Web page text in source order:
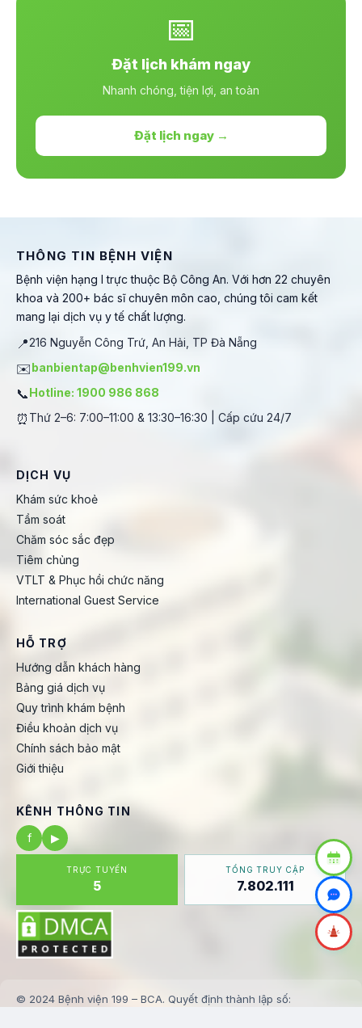
📅
Đặt lịch khám ngay
Nhanh chóng, tiện lợi, an toàn
Đặt lịch ngay →
THÔNG TIN BỆNH VIỆN
Bệnh viện hạng I trực thuộc Bộ Công An. Với hơn 22 chuyên
khoa và 200+ bác sĩ chuyên môn cao, chúng tôi cam kết
mang lại dịch vụ y tế chất lượng.
📍216 Nguyễn Công Trứ, An Hải, TP Đà Nẵng
✉️banbientap@benhvien199.vn
📞Hotline: 1900 986 868
⏰ Thứ 2–6: 7:00–11:00 & 13:30–16:30 | Cấp cứu 24/7
DỊCH VỤ
Khám sức khoẻ
Tầm soát
Chăm sóc sắc đẹp
Tiêm chủng
VTLT & Phục hồi chức năng
International Guest Service
HỖ TRỢ
Hướng dẫn khách hàng
Bảng giá dịch vụ
Quy trình khám bệnh
Điều khoản dịch vụ
Chính sách bảo mật
Giới thiệu
KÊNH THÔNG TIN
f
▶
TRỰC TUYẾN
5
TỔNG TRUY CẬP
7.802.111
© 2024 Bệnh viện 199 – BCA. Quyết định thành lập số: